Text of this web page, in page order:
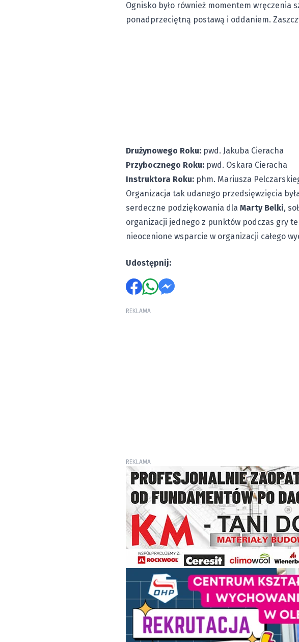
Ognisko było również momentem wręczenia
ponadprzeciętną postawą i oddaniem.
Drużynowego Roku: pwd. Jakuba Cieracha
Przybocznego Roku: pwd. Oskara Cieracha
Instruktora Roku: phm. Mariusza
Organizacja tak udanego przedsięwzięcia
serdeczne podziękowania dla Marty Belki,
organizacji jednego z punktów podczas gry
nieocenione wsparcie w organizacji całego
Udostępnij:
REKLAMA
REKLAMA